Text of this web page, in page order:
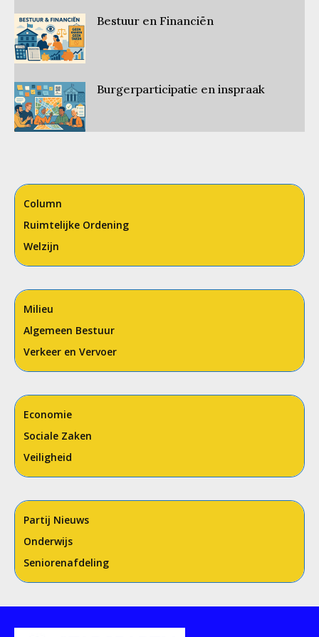
Bestuur en Financiën
Burgerparticipatie en inspraak
Column
Ruimtelijke Ordening
Welzijn
Milieu
Algemeen Bestuur
Verkeer en Vervoer
Economie
Sociale Zaken
Veiligheid
Partij Nieuws
Onderwijs
Seniorenafdeling